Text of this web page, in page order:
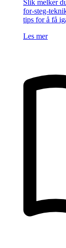
Slik melker
for-steg-
tips for å få
Les mer